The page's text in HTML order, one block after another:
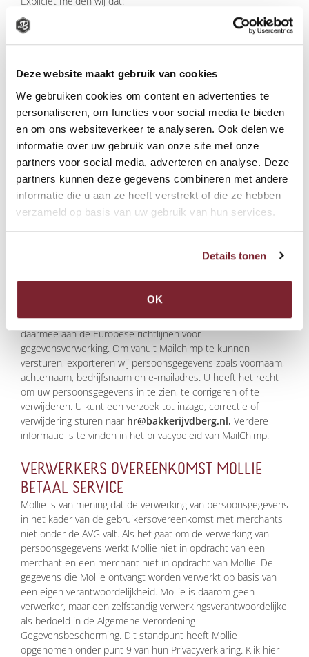
Deze website maakt gebruik van cookies
We gebruiken cookies om content en advertenties te
personaliseren, om functies voor social media te bieden
en om ons websiteverkeer te analyseren. Ook delen we
informatie over uw gebruik van onze site met onze
partners voor social media, adverteren en analyse. Deze
partners kunnen deze gegevens combineren met andere
informatie die u aan ze heeft verstrekt of die ze hebben
verzameld op basis van uw gebruik van hun services.
Details tonen
OK
Wij met Google een verwerkersovereenkomst hebben
Wij hebben gekozen heeft voor het maskeren van het
laatste octet van het IP-adres
Wij 'gegevens delen' hebben uitgezet
Wij geen gebruik maken van andere Google-diensten in
combinatie met de Google Analyticscookies
MAILCHIMP
Voor onze nieuwsbrief correspondentie gebruiken wij
Mailchimp als gegevensverwerker. MailChimp is sinds 2007
gecertifieerd door de Zwitserse Safe Harbor Frameworks, met
instemming van zowel de EU als de VS. Inmiddels is de Safe
Framework en is Mailchimp ook hiervoor gecertificeerd. In het
gegevensverwerker opgenomen in de Standaardcontractuele
Clausules van de Gegevensverwerker, 2010 en voldoet
daarmee aan de Europese richtlijnen voor
gegevensverwerking. Om vanuit Mailchimp te kunnen
versturen, exporteren wij persoonsgegevens zoals voornaam,
achternaam, bedrijfsnaam en e-mailadres. U heeft het recht
om uw persoonsgegevens in te zien, te corrigeren of te
verwijderen. U kunt een verzoek tot inzage, correctie of
verwijdering sturen naar hr@bakkerijvdberg.nl. Verdere
informatie is te vinden in het privacybeleid van MailChimp.
VERWERKERS OVEREENKOMST MOLLIE
BETAAL SERVICE
Mollie is van mening dat de verwerking van persoonsgegevens
in het kader van de gebruikersovereenkomst met merchants
niet onder de AVG valt. Als het gaat om de verwerking van
persoonsgegevens werkt Mollie niet in opdracht van een
merchant en een merchant niet in opdracht van Mollie. De
gegevens die Mollie ontvangt worden verwerkt op basis van
een eigen verantwoordelijkheid. Mollie is daarom geen
verwerker, maar een zelfstandig verwerkingsverantwoordelijke
als bedoeld in de Algemene Verordening
Gegevensbescherming. Dit standpunt heeft Mollie
opgenomen onder punt 9 van hun Privacyverklaring. Klik hier